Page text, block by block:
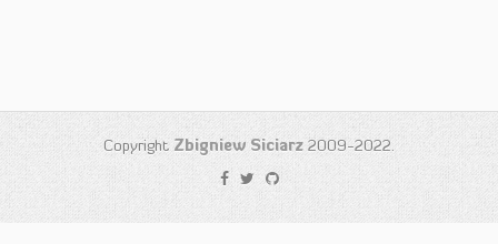
Copyright Zbigniew Siciarz 2009-2022.